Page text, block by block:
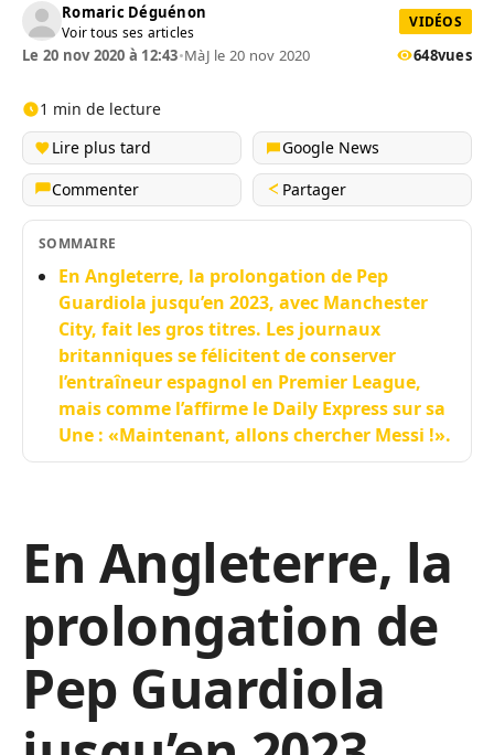
Romaric Déguénon
Voir tous ses articles
VIDÉOS
Le 20 nov 2020 à 12:43•MàJ le 20 nov 2020 648vues
1 min de lecture
Lire plus tard
Google News
Commenter
Partager
SOMMAIRE
En Angleterre, la prolongation de Pep
Guardiola jusqu’en 2023, avec Manchester
City, fait les gros titres. Les journaux
britanniques se félicitent de conserver
l’entraîneur espagnol en Premier League,
mais comme l’affirme le Daily Express sur sa
Une : «Maintenant, allons chercher Messi !».
En Angleterre, la
prolongation de
Pep Guardiola